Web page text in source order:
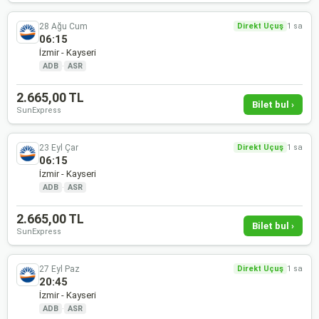
28 Ağu Cum Direkt Uçuş 1 sa
06:15
İzmir - Kayseri
ADB · ASR
2.665,00 TL
SunExpress
Bilet bul ›
23 Eyl Çar Direkt Uçuş 1 sa
06:15
İzmir - Kayseri
ADB · ASR
2.665,00 TL
SunExpress
Bilet bul ›
27 Eyl Paz Direkt Uçuş 1 sa
20:45
İzmir - Kayseri
ADB · ASR